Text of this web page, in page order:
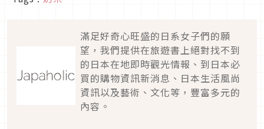
滿足好奇心旺盛的日系女子們的願
望，我們提供在旅遊書上絕對找不到
的日本在地即時觀光情報、到日本必
買的購物資訊新消息、日本生活風尚
資訊以及藝術、文化等，豐富多元的
內容。